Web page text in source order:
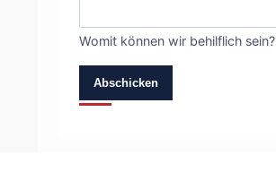
Womit können wir behilflich sein?
Abschicken